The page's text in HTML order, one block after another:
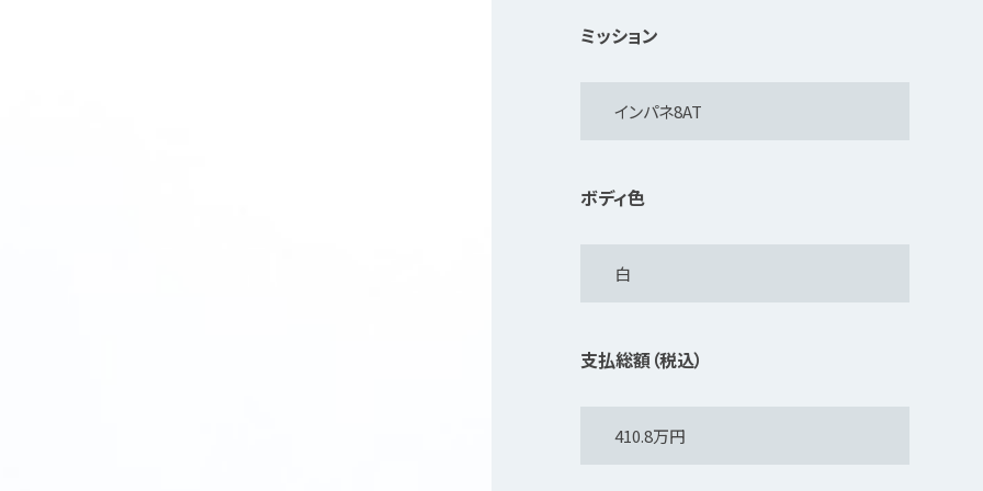
ミッション
ボディ色
支払総額（税込）